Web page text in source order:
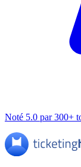
Noté 5.0 par 300+